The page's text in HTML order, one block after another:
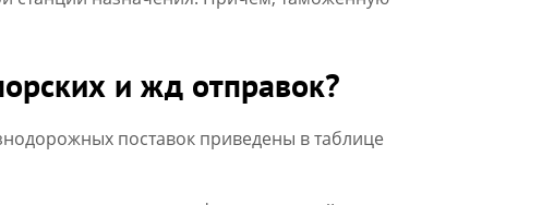
и жд отправок?
поставок приведены в таблице